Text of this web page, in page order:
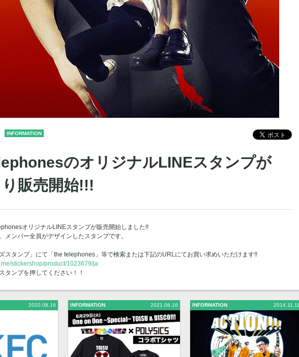
INFORMATION
のオリジナルLINEスタンプが
販売開始!!!
オリジナルLINEスタンプが販売開始しました!!
メンバー全員がデザインしたスタンプです。
ズスタンプ」にて「the telephones」等で検索または下記のURLにてお買い求めいただけます!!
stickershop/product/1023679/ja
タンプを押してください！！
2020.08.16 INFORMATION 2021.06.16 INFORMATION